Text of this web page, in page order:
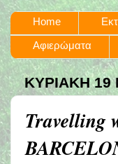
Home
Αφιερώματα
ΚΥΡΙΑΚΉ 19
Travelling